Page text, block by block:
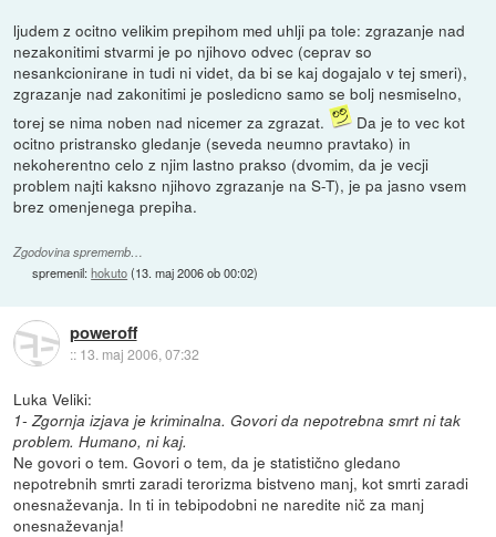
ljudem z ocitno velikim prepihom med uhlji pa tole: zgrazanje nad
nezakonitimi stvarmi je po njihovo odvec (ceprav so
nesankcionirane in tudi ni videt, da bi se kaj dogajalo v tej smeri),
zgrazanje nad zakonitimi je posledicno samo se bolj nesmiselno,
torej se nima noben nad nicemer za zgrazat.
Da je to vec kot
ocitno pristransko gledanje (seveda neumno pravtako) in
nekoherentno celo z njim lastno prakso (dvomim, da je vecji
problem najti kaksno njihovo zgrazanje na S-T), je pa jasno vsem
brez omenjenega prepiha.
Zgodovina sprememb…
spremenil:hokuto(13. maj 2006 ob 00:02)
poweroff
:: 13. maj 2006, 07:32
Luka Veliki:
1- Zgornja izjava je kriminalna. Govori da nepotrebna smrt ni tak
problem. Humano, ni kaj.
Ne govori o tem. Govori o tem, da je statistično gledano
nepotrebnih smrti zaradi terorizma bistveno manj, kot smrti zaradi
onesnaževanja. In ti in tebipodobni ne naredite nič za manj
onesnaževanja!